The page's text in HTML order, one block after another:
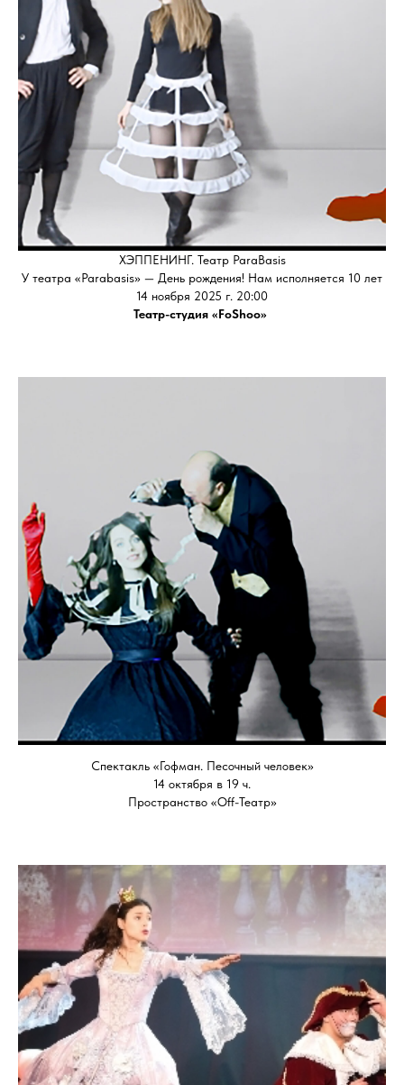
ХЭППЕНИНГ. Театр ParaBasis
У театра «Parabasis» — День рождения! Нам исполняется 10 лет
14 ноября 2025 г. 20:00
Театр-студия «FoShoo»
Спектакль «Гофман. Песочный человек»
14 октября в 19 ч.
Пространство «Off-Театр»